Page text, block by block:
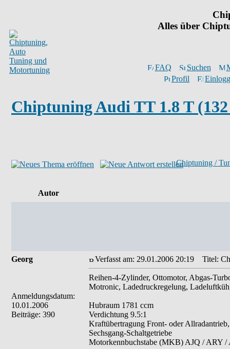
Alles über
FAQ Suchen
Profil
Chiptuning Audi TT 1.8 T
Chiptuning /
Autor
Georg
Anmeldungsdatum:
10.01.2006
Beiträge: 390
Verfasst am: 29.01.2006 20:19 Titel:
Reihen-4-Zylinder, Ottomotor, Abgas-
Motronic, Ladedruckregelung,
Hubraum 1781 ccm
Verdichtung 9.5:1
Kraftübertragung Front- oder Allradantrieb,
Sechsgang-Schaltgetriebe
Motorkennbuchstabe (MKB) AJQ / ARY